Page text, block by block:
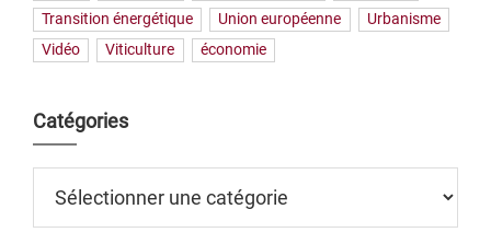
Transition énergétique
Union européenne
Urbanisme
Vidéo
Viticulture économie
Catégories